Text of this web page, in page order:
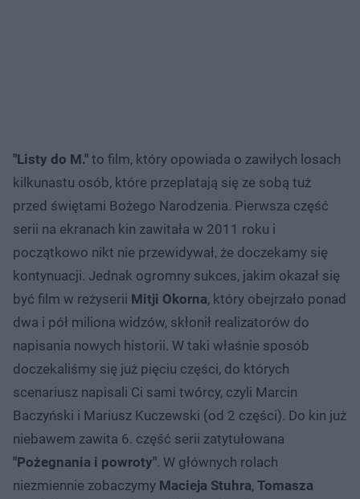
"Listy do M." to film, który opowiada o zawiłych losach
kilkunastu osób, które przeplatają się ze sobą tuż
przed świętami Bożego Narodzenia. Pierwsza część
serii na ekranach kin zawitała w 2011 roku i
początkowo nikt nie przewidywał, że doczekamy się
kontynuacji. Jednak ogromny sukces, jakim okazał się
być film w reżyserii Mitji Okorna, który obejrzało ponad
dwa i pół miliona widzów, skłonił realizatorów do
napisania nowych historii. W taki właśnie sposób
doczekaliśmy się już pięciu części, do których
scenariusz napisali Ci sami twórcy, czyli Marcin
Baczyński i Mariusz Kuczewski (od 2 części). Do kin już
niebawem zawita 6. część serii zatytułowana
"Pożegnania i powroty". W głównych rolach
niezmiennie zobaczymy Macieja Stuhra, Tomasza